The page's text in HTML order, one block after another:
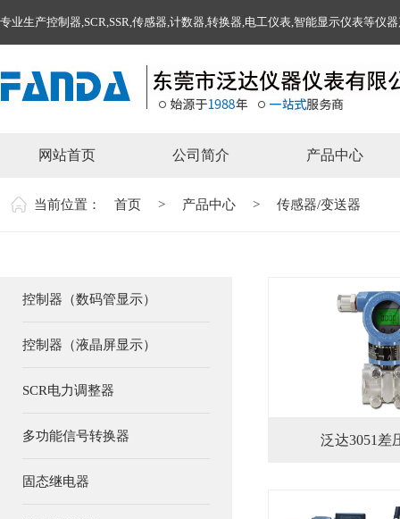
专业生产控制器,SCR,SSR,传感器,计数器,转换器,电工仪表,智能显示仪表等仪
网站首页 公司简介 产品中心
当前位置： 首页 > 产品中心 > 传感器/变送器
控制器（数码管显示）
控制器（液晶屏显示）
SCR电力调整器
多功能信号转换器
固态继电器
泛达3051差